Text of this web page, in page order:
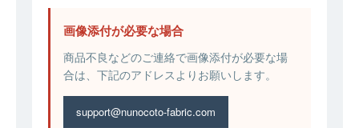
画像添付が必要な場合
商品不良などのご連絡で画像添付が必要な場
合は、下記のアドレスよりお願いします。
support@nunocoto-fabric.com